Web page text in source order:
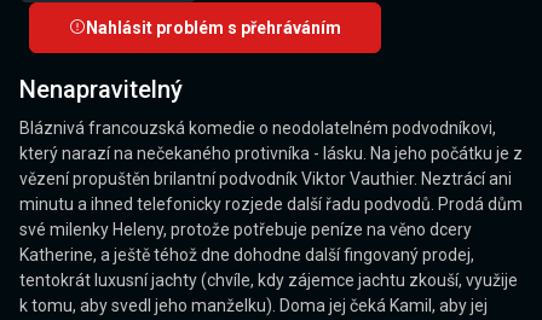
Nahlásit problém s přehráváním
Nenapravitelný
Bláznivá francouzská komedie o neodolatelném podvodníkovi,
který narazí na nečekaného protivníka - lásku. Na jeho počátku je z
vězení propuštěn brilantní podvodník Viktor Vauthier. Neztrácí ani
minutu a ihned telefonicky rozjede další řadu podvodů. Prodá dům
své milenky Heleny, protože potřebuje peníze na věno dcery
Katherine, a ještě téhož dne dohodne další fingovaný prodej,
tentokrát luxusní jachty (chvíle, kdy zájemce jachtu zkouší, využije
k tomu, aby svedl jeho manželku). Doma jej čeká Kamil, aby jej